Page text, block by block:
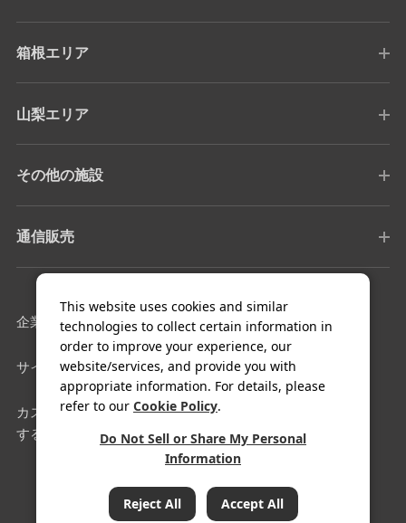
箱根エリア
山梨エリア
その他の施設
通信販売
企業情報 採用情報
サイトマップ 利用規約
カスタマーハラスメントに対
する基本方針
クッキー設定
COPYRIGHT© FUJIYA HOTEL Co.,Ltd. All Rights Reserved.
This website uses cookies and similar
technologies to collect certain information in
order to improve your experience, our
website/services, and provide you with
appropriate information. For details, please
refer to our Cookie Policy.
Do Not Sell or Share My Personal
Information
Reject All Accept All